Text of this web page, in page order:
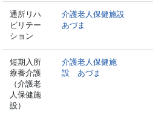
通所リハ
ビリテー
ション
介護老人保健施設
あづま
短期入所
療養介護
（介護老
人保健施
設）
介護老人保健施
設 あづま